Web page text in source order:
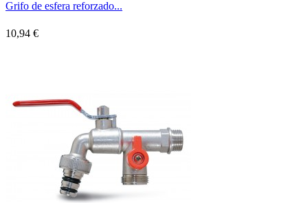
Grifo de esfera reforzado...
10,94 €